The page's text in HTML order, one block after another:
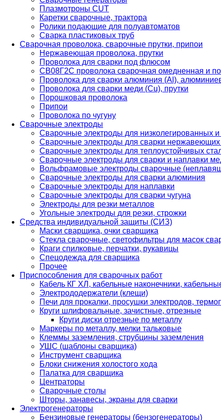
Плазмотроны CUT
Каретки сварочные, трактора
Ролики подающие для полуавтоматов
Сварка пластиковых труб
Сварочная проволока, сварочные прутки, припои
Нержавеющая проволока, прутки
Проволока для сварки под флюсом
СВ08Г2С проволока сварочная омедненная и
Проволока для сварки алюминия (Al),
Проволока для сварки меди (Cu), прутки
Порошковая проволока
Припои
Проволока по чугуну
Сварочные электроды
Сварочные электроды для низколегированных и
Сварочные электроды для сварки
Сварочные электроды для теплоустойчивых
Сварочные электроды для сварки и наплавки
Вольфрамовые электроды сварочные
Сварочные электроды для сварки алюминия
Сварочные электроды для наплавки
Сварочные электроды для сварки чугуна
Электроды для резки металлов
Угольные электроды для резки, строжки
Средства индивидуальной защиты (СИЗ)
Маски сварщика, очки сварщика
Стекла сварочные, светофильтры для масок
Краги спилковые, перчатки, рукавицы
Спецодежда для сварщика
Прочее
Приспособления для сварочных работ
Кабель КГ ХЛ, кабельные наконечники,
Электрододержатели (клещи)
Печи для прокалки, просушки электродов,
Круги шлифовальные, зачистные, отрезные
Круги диски отрезные по металлу
Маркеры по металлу, мелки тальковые
Клеммы заземления, струбцины заземления
УШС (шаблоны сварщика)
Инструмент сварщика
Блоки снижения холостого хода
Палатка для сварщика
Центраторы
Сварочные столы
Шторы, занавесы, экраны для сварки
Электрогенераторы
Бензиновые генераторы (бензогенераторы)